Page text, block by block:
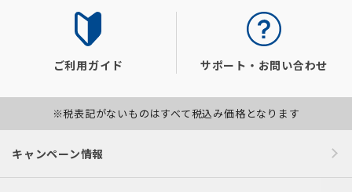
ご利用ガイド サポート・お問い合わせ
※税表記がないものはすべて税込み価格となります
キャンペーン情報